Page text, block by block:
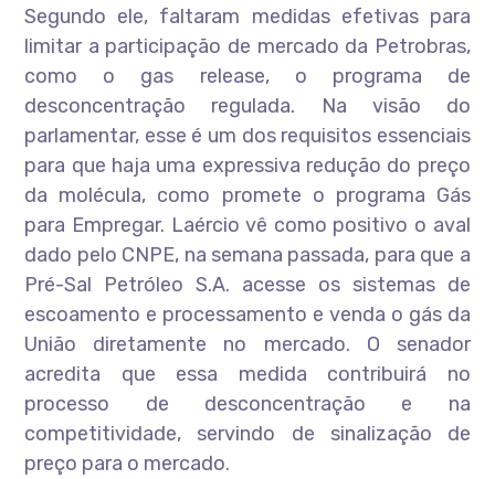
Segundo ele, faltaram medidas efetivas para
limitar a participação de mercado da Petrobras,
como o gas release, o programa de
desconcentração regulada. Na visão do
parlamentar, esse é um dos requisitos essenciais
para que haja uma expressiva redução do preço
da molécula, como promete o programa Gás
para Empregar. Laércio vê como positivo o aval
dado pelo CNPE, na semana passada, para que a
Pré-Sal Petróleo S.A. acesse os sistemas de
escoamento e processamento e venda o gás da
União diretamente no mercado. O senador
acredita que essa medida contribuirá no
processo de desconcentração e na
competitividade, servindo de sinalização de
preço para o mercado.